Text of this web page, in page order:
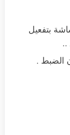
بتفعيل
..
الضبط .